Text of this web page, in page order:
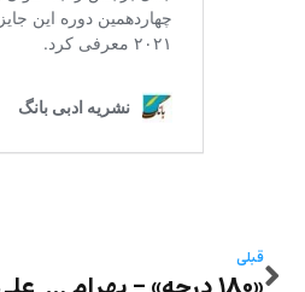
قبلی